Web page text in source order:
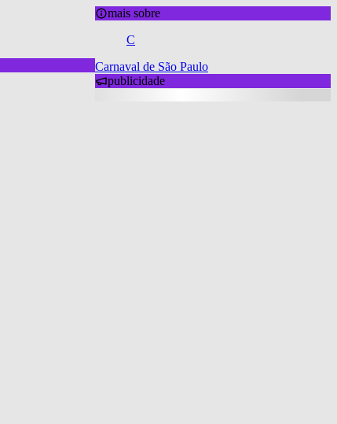
mais sobre
C
Carnaval de São Paulo
publicidade